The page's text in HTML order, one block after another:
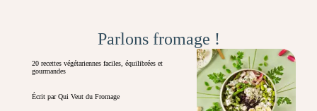
Parlons fromage !
20 recettes végétariennes faciles, équilibrées et
gourmandes
Écrit par Qui Veut du Fromage